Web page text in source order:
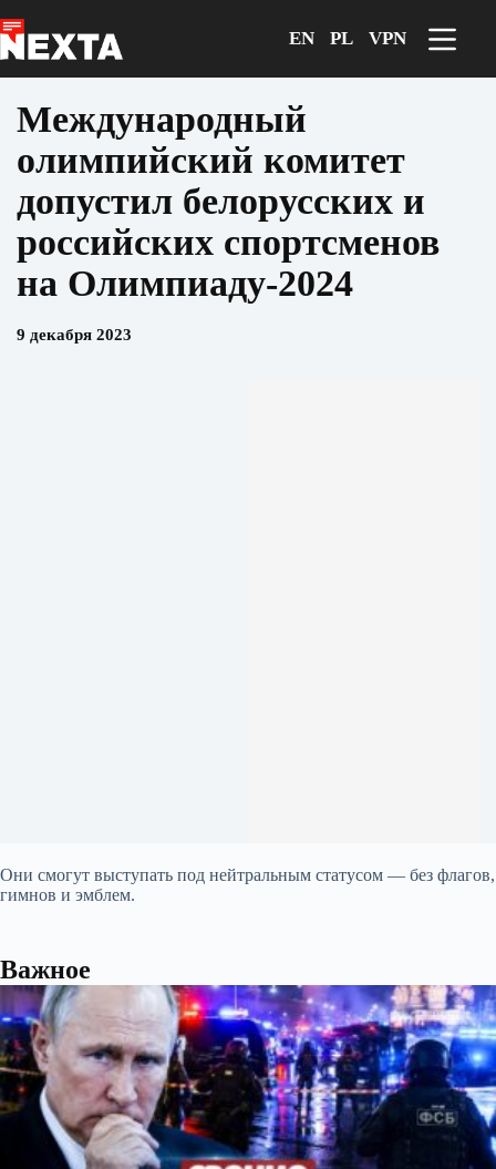
к
сути
EN PL VPN
Международный
олимпийский комитет
допустил белорусских и
российских спортсменов
на Олимпиаду-2024
9 декабря 2023
Они смогут выступать под нейтральным статусом — без флагов,
гимнов и эмблем.
Важное